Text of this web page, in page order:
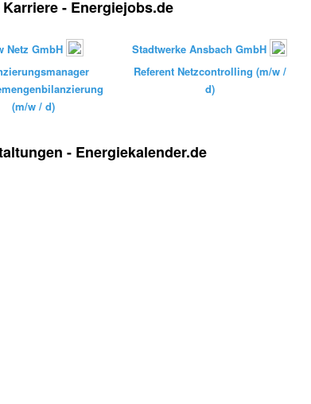
- Energiejobs.de
Netz GmbH
(m/w / d)
Stadtwerke Ansbach GmbH
Referent Netzcontrolling (m/w /
d)
- Energiekalender.de